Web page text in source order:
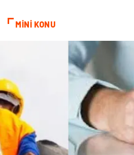
Basın Yayın
Telekomünikasyon
Ambalaj
Dernekler ve Birlikler
MİNİ KONU